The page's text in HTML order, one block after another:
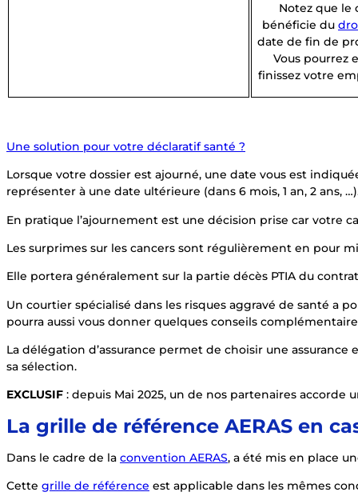
Notez que le
bénéficie du
date de fin de
Vous pourrez
finissez votre
Une solution pour votre déclaratif santé ?
Lorsque votre dossier est ajourné, une date vous est
représenter à une date ultérieure (dans 6 mois, 1 an, 2 ans,
En pratique l’ajournement est une décision prise car votre
Les surprimes sur les cancers sont régulièrement en pour
Elle portera généralement sur la partie décès PTIA du
Un courtier spécialisé dans les risques aggravé de santé a
pourra aussi vous donner quelques conseils
La délégation d’assurance permet de choisir une
sa sélection.
EXCLUSIF : depuis Mai 2025, un de nos partenaires
La grille de référence AERAS en
Dans le cadre de la convention AERAS, a été mis en place
Cette grille de référence est applicable dans les mêmes